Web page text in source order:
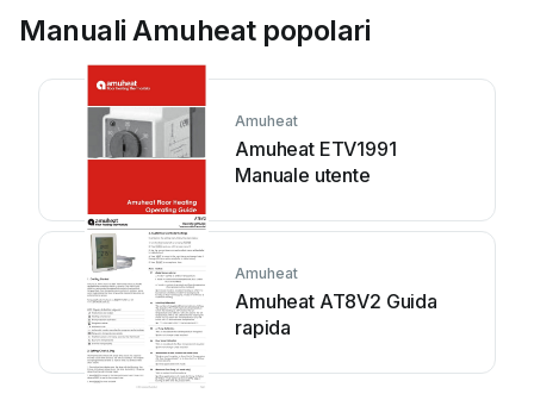
Manuali Amuheat popolari
Amuheat
Amuheat ETV1991
Manuale utente
Amuheat
Amuheat AT8V2 Guida
rapida